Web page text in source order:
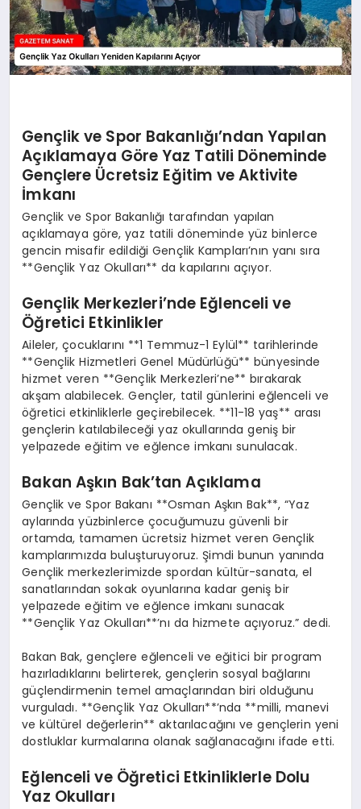
Gençlik ve Spor Bakanlığı’ndan Yapılan
Açıklamaya Göre Yaz Tatili Döneminde
Gençlere Ücretsiz Eğitim ve Aktivite
İmkanı
Gençlik ve Spor Bakanlığı tarafından yapılan
açıklamaya göre, yaz tatili döneminde yüz binlerce
gencin misafir edildiği Gençlik Kampları’nın yanı sıra
**Gençlik Yaz Okulları** da kapılarını açıyor.
Gençlik Merkezleri’nde Eğlenceli ve
Öğretici Etkinlikler
Aileler, çocuklarını **1 Temmuz-1 Eylül** tarihlerinde
**Gençlik Hizmetleri Genel Müdürlüğü** bünyesinde
hizmet veren **Gençlik Merkezleri’ne** bırakarak
akşam alabilecek. Gençler, tatil günlerini eğlenceli ve
öğretici etkinliklerle geçirebilecek. **11-18 yaş** arası
gençlerin katılabileceği yaz okullarında geniş bir
yelpazede eğitim ve eğlence imkanı sunulacak.
Bakan Aşkın Bak’tan Açıklama
Gençlik ve Spor Bakanı **Osman Aşkın Bak**, “Yaz
aylarında yüzbinlerce çocuğumuzu güvenli bir
ortamda, tamamen ücretsiz hizmet veren Gençlik
kamplarımızda buluşturuyoruz. Şimdi bunun yanında
Gençlik merkezlerimizde spordan kültür-sanata, el
sanatlarından sokak oyunlarına kadar geniş bir
yelpazede eğitim ve eğlence imkanı sunacak
**Gençlik Yaz Okulları**’nı da hizmete açıyoruz.” dedi.
Bakan Bak, gençlere eğlenceli ve eğitici bir program
hazırladıklarını belirterek, gençlerin sosyal bağlarını
güçlendirmenin temel amaçlarından biri olduğunu
vurguladı. **Gençlik Yaz Okulları**’nda **milli, manevi
ve kültürel değerlerin** aktarılacağını ve gençlerin yeni
dostluklar kurmalarına olanak sağlanacağını ifade etti.
Eğlenceli ve Öğretici Etkinliklerle Dolu
Yaz Okulları